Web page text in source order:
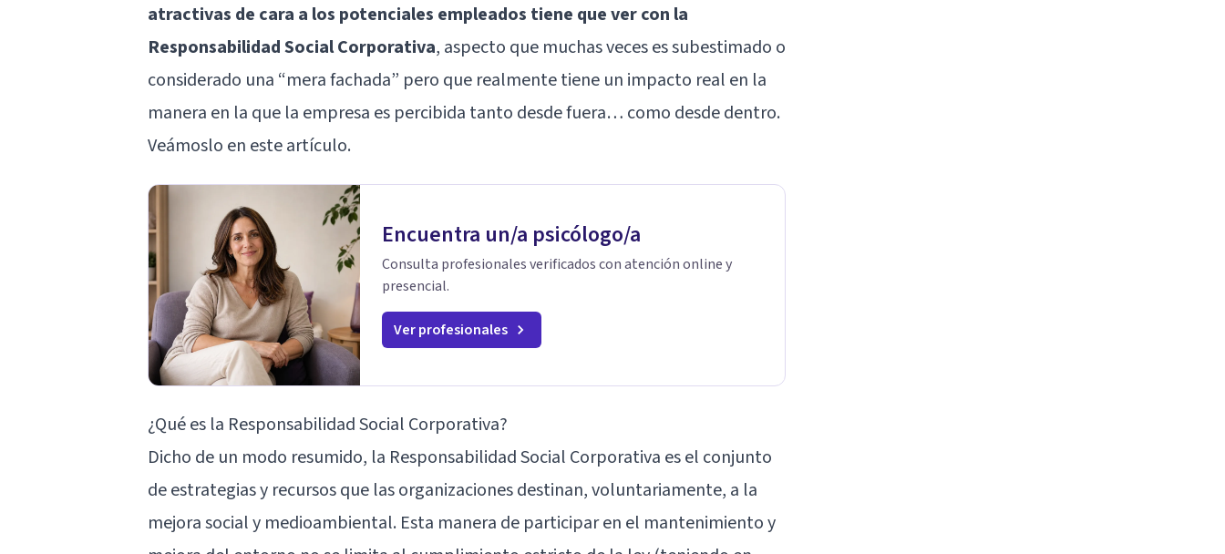
atractivas de cara a los potenciales empleados tiene que ver con la
Responsabilidad Social Corporativa, aspecto que muchas veces es subestimado o
considerado una “mera fachada” pero que realmente tiene un impacto real en la
manera en la que la empresa es percibida tanto desde fuera… como desde dentro.
Veámoslo en este artículo.
Encuentra un/a psicólogo/a
Consulta profesionales verificados con atención online y
presencial.
Ver profesionales
¿Qué es la Responsabilidad Social Corporativa?
Dicho de un modo resumido, la Responsabilidad Social Corporativa es el conjunto
de estrategias y recursos que las organizaciones destinan, voluntariamente, a la
mejora social y medioambiental. Esta manera de participar en el mantenimiento y